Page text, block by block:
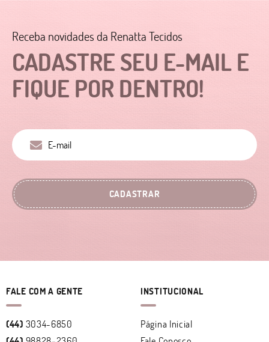
CADASTRE SEU E-MAIL E
FIQUE POR DENTRO!
Receba novidades da Renatta Tecidos
CADASTRAR
FALE COM A GENTE
(44) 3034-6850
INSTITUCIONAL
Página Inicial